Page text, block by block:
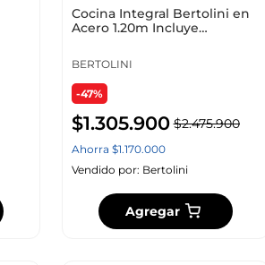
Cocina Integral Bertolini en
Acero 1.20m Incluye
Rojo
BERTOLINI
-47%
$1.305.900 $2.475.900
Ahorra $1.170.000
Vendido por: Bertolini
Agregar